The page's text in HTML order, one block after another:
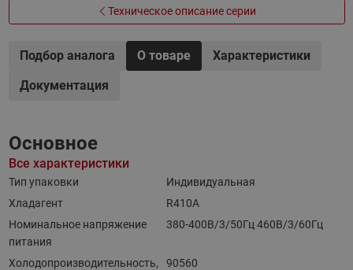
Техническое описание серии
Подбор аналога О товаре
Характеристики
Документация
Основное
Все характеристики
Тип упаковки
Индивидуальная
Хладагент
R410A
Номинальное напряжение
питания
380-400B/3/50Гц 460B/3/60Гц
Холодопроизводительность,
90560